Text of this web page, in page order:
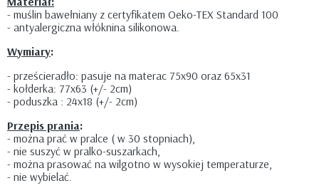
- muślin bawełniany z certyfikatem Oeko-TEX Standard 100
- antyalergiczna włóknina silikonowa.
Wymiary:
- prześcieradło: pasuje na materac 75x90 oraz 65x31
- kołderka: 77x63 (+/- 2cm)
- poduszka : 24x18 (+/- 2cm)
Przepis prania:
- można prać w pralce ( w 30 stopniach),
- nie suszyć w pralko-suszarkach,
- można prasować na wilgotno w wysokiej temperaturze,
- nie wybielać.